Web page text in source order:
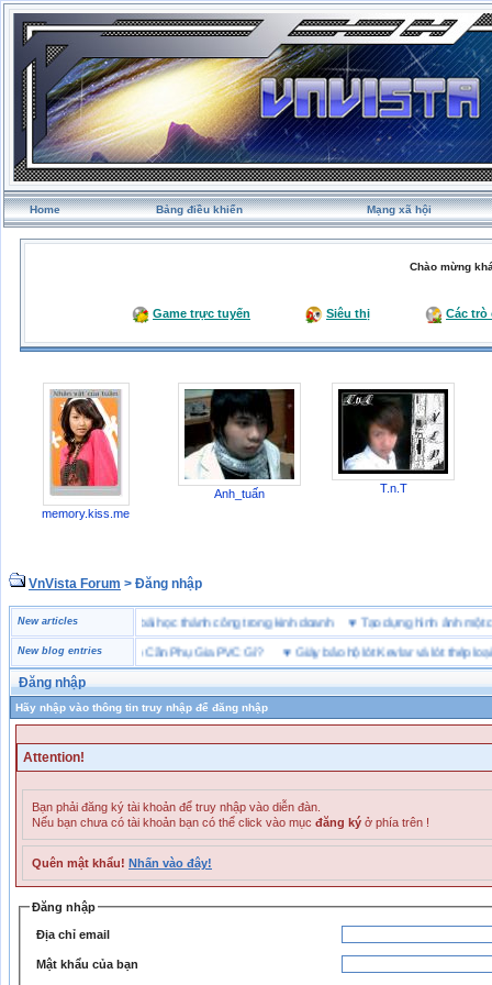
Home Bảng điều khiển Mạng xã hội
Chào mừng
Game trực tuyến Siêu thị Các trò
memory.kiss.me
Anh_tuấn T.n.T
VnVista Forum > Đăng nhập
New articles
biệt” của Microsoft ♥4 bài học thành công trong kinh doanh ♥Tạo dựng hình ảnh
New blog entries
Chất Lượng Cao Cần Phụ Gia PVC Gì?♥ Giày bảo hộ lót Kevlar và lót thép loại
Đăng nhập
Hãy nhập vào thông tin truy nhập để đăng nhập
Attention!
Bạn phải đăng ký tài khoản để truy nhập vào diễn đàn.
Nếu bạn chưa có tài khoản bạn có thể click vào mục đăng ký ở phía trên !
Quên mật khẩu! Nhấn vào đây!
Đăng nhập
Địa chỉ email
Mật khẩu của bạn